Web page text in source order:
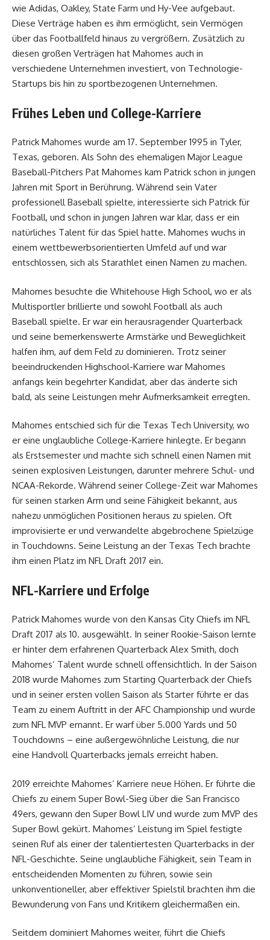
wie Adidas, Oakley, State Farm und Hy-Vee aufgebaut.
Diese Verträge haben es ihm ermöglicht, sein Vermögen
über das Footballfeld hinaus zu vergrößern. Zusätzlich zu
diesen großen Verträgen hat Mahomes auch in
verschiedene Unternehmen investiert, von Technologie-
Startups bis hin zu sportbezogenen Unternehmen.
Frühes Leben und College-Karriere
Patrick Mahomes wurde am 17. September 1995 in Tyler,
Texas, geboren. Als Sohn des ehemaligen Major League
Baseball-Pitchers Pat Mahomes kam Patrick schon in jungen
Jahren mit Sport in Berührung. Während sein Vater
professionell Baseball spielte, interessierte sich Patrick für
Football, und schon in jungen Jahren war klar, dass er ein
natürliches Talent für das Spiel hatte. Mahomes wuchs in
einem wettbewerbsorientierten Umfeld auf und war
entschlossen, sich als Starathlet einen Namen zu machen.
Mahomes besuchte die Whitehouse High School, wo er als
Multisportler brillierte und sowohl Football als auch
Baseball spielte. Er war ein herausragender Quarterback
und seine bemerkenswerte Armstärke und Beweglichkeit
halfen ihm, auf dem Feld zu dominieren. Trotz seiner
beeindruckenden Highschool-Karriere war Mahomes
anfangs kein begehrter Kandidat, aber das änderte sich
bald, als seine Leistungen mehr Aufmerksamkeit erregten.
Mahomes entschied sich für die Texas Tech University, wo
er eine unglaubliche College-Karriere hinlegte. Er begann
als Erstsemester und machte sich schnell einen Namen mit
seinen explosiven Leistungen, darunter mehrere Schul- und
NCAA-Rekorde. Während seiner College-Zeit war Mahomes
für seinen starken Arm und seine Fähigkeit bekannt, aus
nahezu unmöglichen Positionen heraus zu spielen. Oft
improvisierte er und verwandelte abgebrochene Spielzüge
in Touchdowns. Seine Leistung an der Texas Tech brachte
ihm einen Platz im NFL Draft 2017 ein.
NFL-Karriere und Erfolge
Patrick Mahomes wurde von den Kansas City Chiefs im NFL
Draft 2017 als 10. ausgewählt. In seiner Rookie-Saison lernte
er hinter dem erfahrenen Quarterback Alex Smith, doch
Mahomes‘ Talent wurde schnell offensichtlich. In der Saison
2018 wurde Mahomes zum Starting Quarterback der Chiefs
und in seiner ersten vollen Saison als Starter führte er das
Team zu einem Auftritt in der AFC Championship und wurde
zum NFL MVP ernannt. Er warf über 5.000 Yards und 50
Touchdowns – eine außergewöhnliche Leistung, die nur
eine Handvoll Quarterbacks jemals erreicht haben.
2019 erreichte Mahomes‘ Karriere neue Höhen. Er führte die
Chiefs zu einem Super Bowl-Sieg über die San Francisco
49ers, gewann den Super Bowl LIV und wurde zum MVP des
Super Bowl gekürt. Mahomes‘ Leistung im Spiel festigte
seinen Ruf als einer der talentiertesten Quarterbacks in der
NFL-Geschichte. Seine unglaubliche Fähigkeit, sein Team in
entscheidenden Momenten zu führen, sowie sein
unkonventioneller, aber effektiver Spielstil brachten ihm die
Bewunderung von Fans und Kritikern gleichermaßen ein.
Seitdem dominiert Mahomes weiter, führt die Chiefs